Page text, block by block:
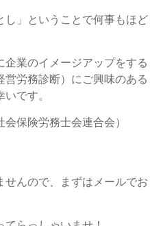
し」ということで何事もほど
企業のイメージアップをする
営労務診断）にご興味のある
です。
保険労務士会連合会）
せんので、まずはメールでお